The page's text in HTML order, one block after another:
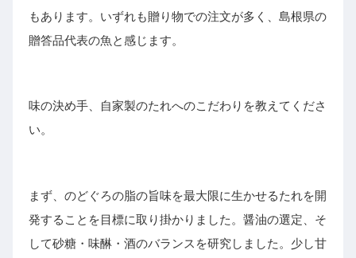
もあります。いずれも贈り物での注文が多く、島根県の
贈答品代表の魚と感じます。
味の決め手、自家製のたれへのこだわりを教えてくださ
い。
まず、のどぐろの脂の旨味を最大限に生かせるたれを開
発することを目標に取り掛かりました。醤油の選定、そ
して砂糖・味醂・酒のバランスを研究しました。少し甘